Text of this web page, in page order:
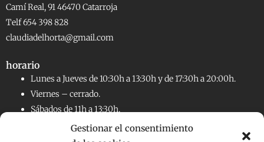
Gestionar el consentimiento
Camí Real, 91 46470 Catarroja
Telf 654 398 828
claudiadelhorta@gmail.com
horario
Lunes a Jueves de 10:30h a 13:30h y de 17:30h a 20:00h.
Viernes – cerrado.
Sábados de 11h a 13:30h.